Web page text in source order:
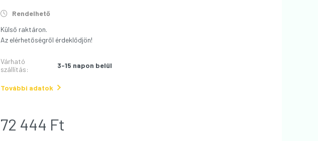
Rendelhető
Külső raktáron.
Az elérhetőségről érdeklődjön!
Várható
szállítás: 3-15 napon belül
További adatok
72 444 Ft